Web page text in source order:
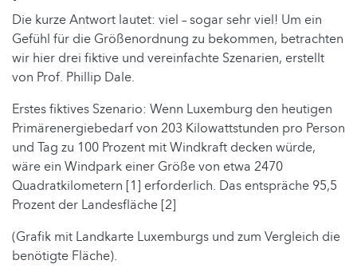
Die kurze Antwort lautet: viel – sogar sehr viel! Um ein
Gefühl für die Größenordnung zu bekommen, betrachten
wir hier drei fiktive und vereinfachte Szenarien, erstellt
von Prof. Phillip Dale.
Erstes fiktives Szenario: Wenn Luxemburg den heutigen
Primärenergiebedarf von 203 Kilowattstunden pro Person
und Tag zu 100 Prozent mit Windkraft decken würde,
wäre ein Windpark einer Größe von etwa 2470
Quadratkilometern [1] erforderlich. Das entspräche 95,5
Prozent der Landesfläche [2]
(Grafik mit Landkarte Luxemburgs und zum Vergleich die
benötigte Fläche).